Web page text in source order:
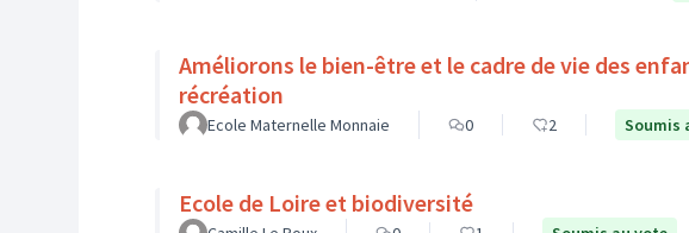
Améliorons le bien-être et le cadre de vie des
récréation
Ecole Maternelle Monnaie 0 2 Soumis
Ecole de Loire et biodiversité